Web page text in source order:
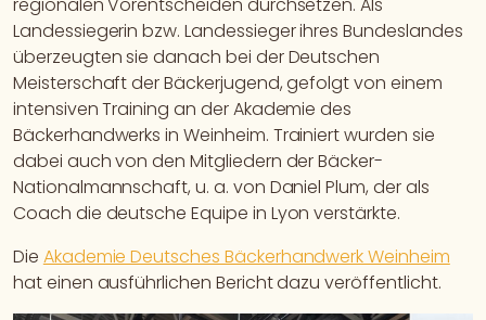
regionalen Vorentscheiden durchsetzen. Als
Landessiegerin bzw. Landessieger ihres Bundeslandes
überzeugten sie danach bei der Deutschen
Meisterschaft der Bäckerjugend, gefolgt von einem
intensiven Training an der Akademie des
Bäckerhandwerks in Weinheim. Trainiert wurden sie
dabei auch von den Mitgliedern der Bäcker-
Nationalmannschaft, u. a. von Daniel Plum, der als
Coach die deutsche Equipe in Lyon verstärkte.
Die Akademie Deutsches Bäckerhandwerk Weinheim
hat einen ausführlichen Bericht dazu veröffentlicht.